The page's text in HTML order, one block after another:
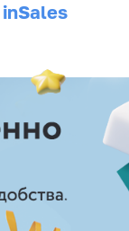
inSales